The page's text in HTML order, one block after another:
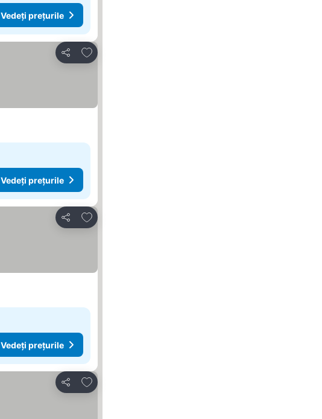
Vedeți prețurile
Distribuiți
Adăugaţi la favorite
Vedeți prețurile
Distribuiți
Adăugaţi la favorite
Vedeți prețurile
Distribuiți
Adăugaţi la favorite